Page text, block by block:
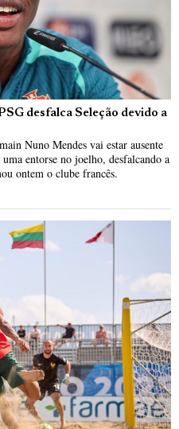
desfalca Seleção devido a
Nuno Mendes vai estar ausente
entorse no joelho, desfalcando a
ontem o clube francês.